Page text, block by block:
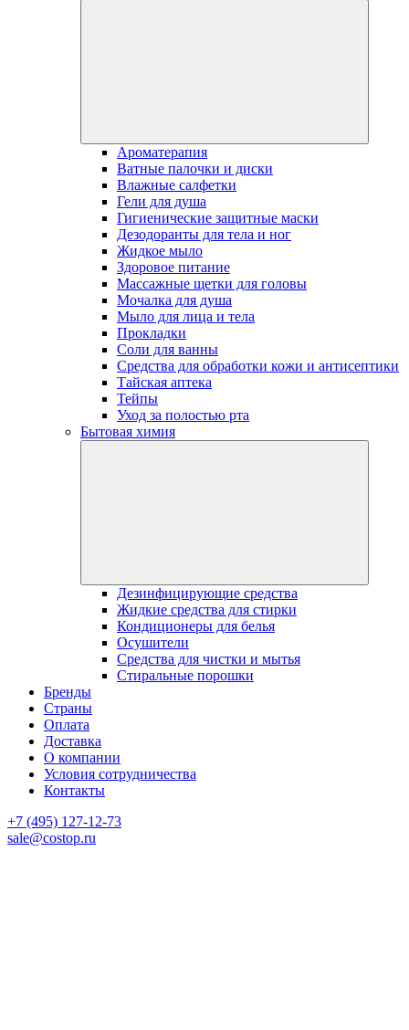
Ароматерапия
Ватные палочки и диски
Влажные салфетки
Гели для душа
Гигиенические защитные маски
Дезодоранты для тела и ног
Жидкое мыло
Здоровое питание
Массажные щетки для головы
Мочалка для душа
Мыло для лица и тела
Прокладки
Соли для ванны
Средства для обработки кожи и антисептики
Тайская аптека
Тейпы
Уход за полостью рта
Бытовая химия
Дезинфицирующие средства
Жидкие средства для стирки
Кондиционеры для белья
Осушители
Средства для чистки и мытья
Стиральные порошки
Бренды
Страны
Оплата
Доставка
О компании
Условия сотрудничества
Контакты
‎+7 (495) 127-12-73
sale@costop.ru